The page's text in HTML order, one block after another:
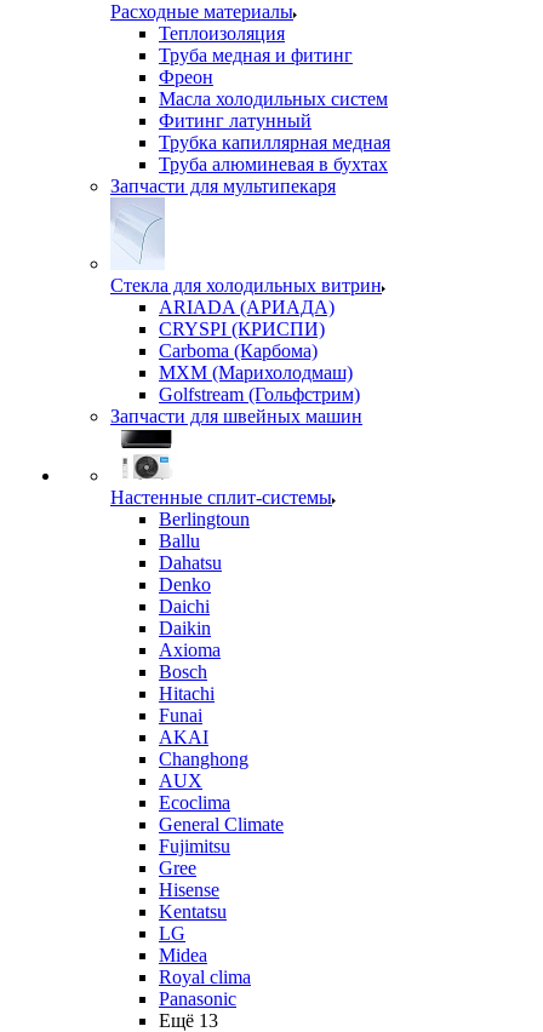
Расходные материалы
Теплоизоляция
Труба медная и фитинг
Фреон
Масла холодильных систем
Фитинг латунный
Трубка капиллярная медная
Труба алюминевая в бухтах
Запчасти для мультипекаря
Стекла для холодильных витрин
ARIADA (АРИАДА)
CRYSPI (КРИСПИ)
Carboma (Карбома)
MXM (Марихолодмаш)
Golfstream (Гольфстрим)
Запчасти для швейных машин
Настенные сплит-системы
Berlingtoun
Ballu
Dahatsu
Denko
Daichi
Daikin
Axioma
Bosch
Hitachi
Funai
AKAI
Changhong
AUX
Ecoclima
General Climate
Fujimitsu
Gree
Hisense
Kentatsu
LG
Midea
Royal clima
Panasonic
Ещё 13